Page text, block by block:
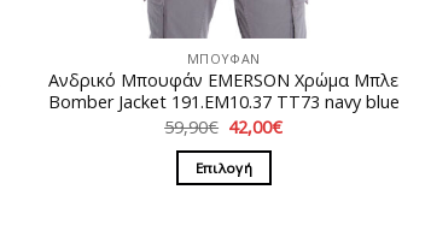
ΜΠΟΥΦΑΝ
Ανδρικό Μπουφάν EMERSON Χρώμα Μπλε
Bomber Jacket 191.EM10.37 TT73 navy blue
59,90€ Original
price
was:
59,90€.
42,00€Η
Επιλογή